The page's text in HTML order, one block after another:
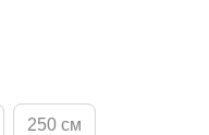
250 см